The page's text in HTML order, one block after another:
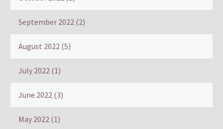
September 2022 (2)
August 2022 (5)
July 2022 (1)
June 2022 (3)
May 2022 (1)